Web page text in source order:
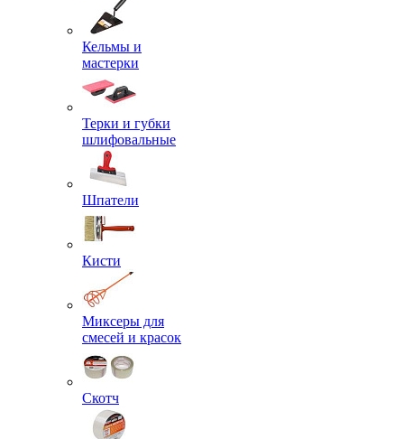
Кельмы и
мастерки
Терки и губки
шлифовальные
Шпатели
Кисти
Миксеры для
смесей и красок
Скотч